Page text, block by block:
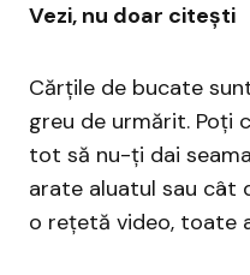
Vezi, nu doar citești
Cărțile de bucate
greu de urmărit. Poți
tot să nu-ți dai
arate aluatul sau cât
o rețetă video, toate